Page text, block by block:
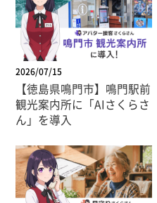
2026/07/15
【徳島県鳴門市】鳴門駅前
観光案内所に「AIさくらさ
ん」を導入